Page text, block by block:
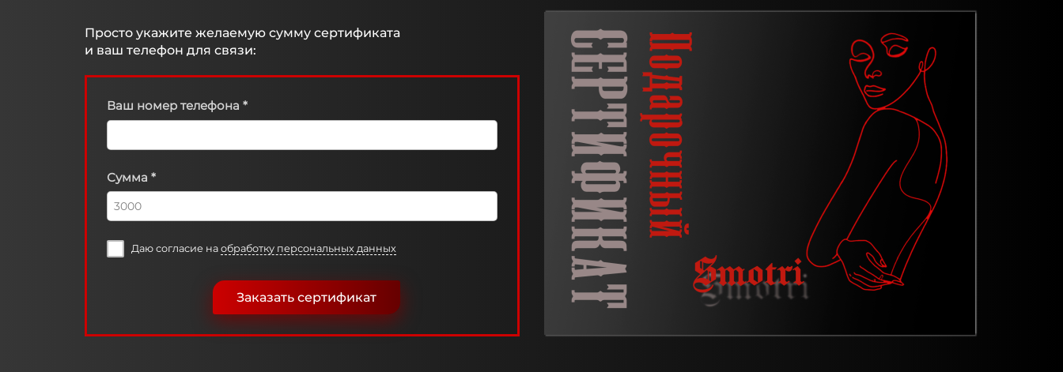
Просто укажите желаемую сумму сертификата
и ваш телефон для связи:
Ваш номер телефона *
Сумма *
Даю согласие на обработку персональных данных
Заказать сертификат